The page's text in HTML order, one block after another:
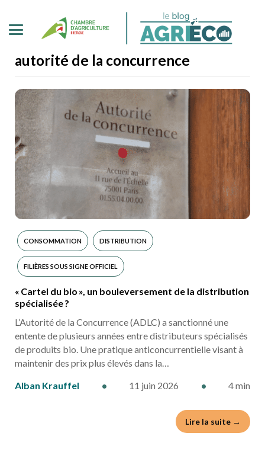
autorité de la concurrence
CONSOMMATION DISTRIBUTION
FILIÈRES SOUS SIGNE OFFICIEL
INDUSTRIES AGRO ALIMENTAIRES
« Cartel du bio », un bouleversement de la distribution
spécialisée ?
L’Autorité de la Concurrence (ADLC) a sanctionné une
entente de plusieurs années entre distributeurs spécialisés
de produits bio. Une pratique anticoncurrentielle visant à
maintenir des prix plus élevés dans la…
Alban Krauffel
• 11 juin 2026 • 4 min
Lire la suite →